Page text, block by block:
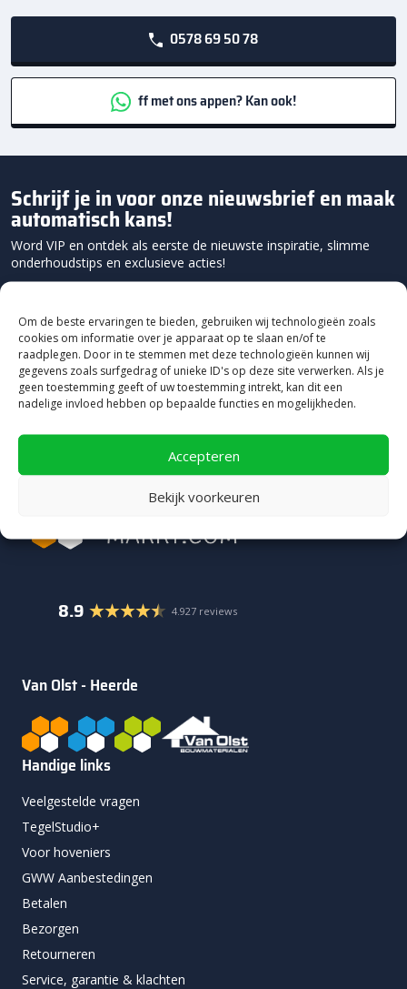
Om de beste ervaringen te bieden, gebruiken wij technologieën zoals
cookies om informatie over je apparaat op te slaan en/of te
raadplegen. Door in te stemmen met deze technologieën kunnen wij
gegevens zoals surfgedrag of unieke ID's op deze site verwerken. Als je
geen toestemming geeft of uw toestemming intrekt, kan dit een
nadelige invloed hebben op bepaalde functies en mogelijkheden.
Accepteren
Bekijk voorkeuren
0578 69 50 78
ff met ons appen? Kan ook!
Schrijf je in voor onze nieuwsbrief en maak
automatisch kans!
Word VIP en ontdek als eerste de nieuwste inspiratie, slimme
onderhoudstips en exclusieve acties!
8.9 4.927 reviews
Van Olst - Heerde
Handige links
Veelgestelde vragen
TegelStudio+
Voor hoveniers
GWW Aanbestedingen
Betalen
Bezorgen
Retourneren
Service, garantie & klachten